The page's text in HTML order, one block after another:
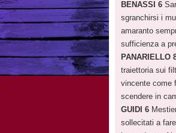
BENASSI 6
sgranchirsi i
amaranto
sufficienza a
PANARIELLO
traiettoria sui
vincente come
scendere in
GUIDI 6
sollecitati a